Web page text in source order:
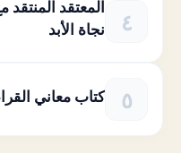
المعتقد المنتقد
نجاة الأبد
كتاب معاني